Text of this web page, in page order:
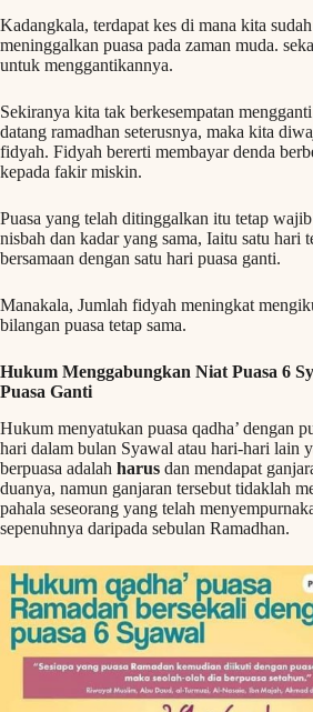
Kadangkala, terdapat kes di mana kita
meninggalkan puasa pada zaman muda.
untuk menggantikannya.
Sekiranya kita tak berkesempatan
datang ramadhan seterusnya, maka kita
fidyah. Fidyah bererti membayar denda
kepada fakir miskin.
Puasa yang telah ditinggalkan itu tetap
nisbah dan kadar yang sama, Iaitu satu hari
bersamaan dengan satu hari puasa ganti.
Manakala, Jumlah fidyah meningkat
bilangan puasa tetap sama.
Hukum Menggabungkan Niat Puasa 6
Puasa Ganti
Hukum menyatukan puasa qadha’ dengan
hari dalam bulan Syawal atau hari-hari lain
berpuasa adalah harus dan mendapat
duanya, namun ganjaran tersebut tidaklah
pahala seseorang yang telah
sepenuhnya daripada sebulan Ramadhan.